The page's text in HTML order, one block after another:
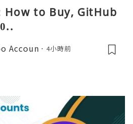
How to Buy, GitHub
Accoun 4小時前